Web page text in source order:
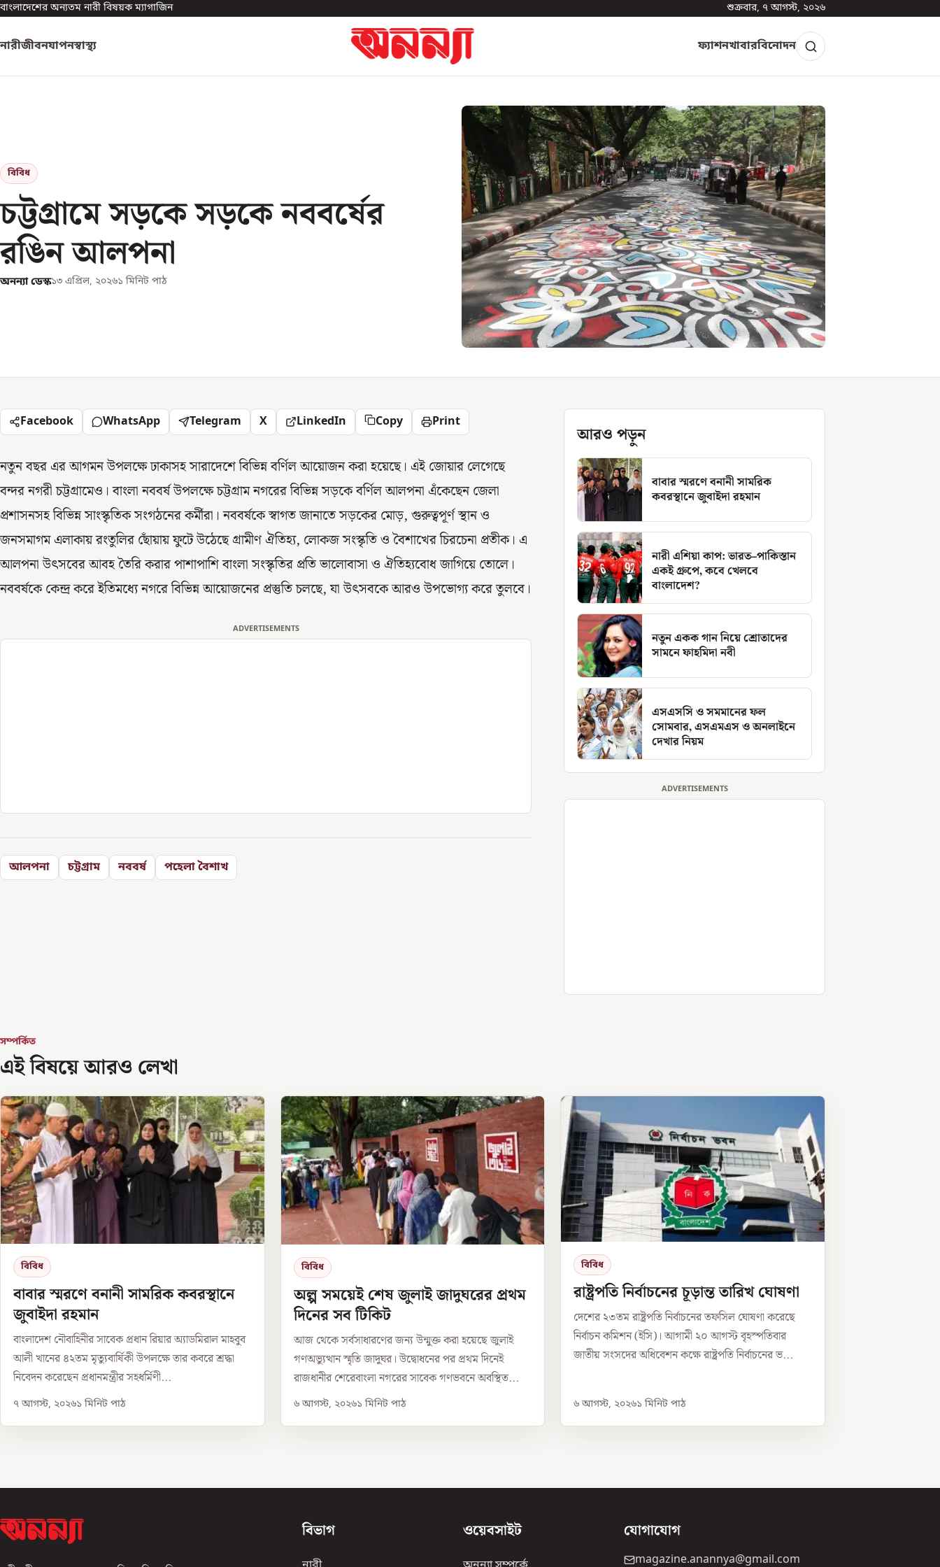
বাংলাদেশের অন্যতম নারী বিষয়ক ম্যাগাজিন শুক্রবার, ৭ আগস্ট, ২০২৬
নারীজীবনযাপনস্বাস্থ্য ফ্যাশনখাবারবিনোদন
বিবিধ
চট্টগ্রামে সড়কে সড়কে নববর্ষের
রঙিন আলপনা
অনন্যা ডেস্ক১৩ এপ্রিল, ২০২৬১ মিনিট পাঠ
Facebook WhatsApp Telegram X LinkedIn Copy Print
নতুন বছর এর আগমন উপলক্ষে ঢাকাসহ সারাদেশে বিভিন্ন বর্ণিল আয়োজন করা হয়েছে। এই জোয়ার লেগেছে
বন্দর নগরী চট্টগ্রামেও। বাংলা নববর্ষ উপলক্ষে চট্টগ্রাম নগরের বিভিন্ন সড়কে বর্ণিল আলপনা এঁকেছেন জেলা
প্রশাসনসহ বিভিন্ন সাংস্কৃতিক সংগঠনের কর্মীরা। নববর্ষকে স্বাগত জানাতে সড়কের মোড়, গুরুত্বপূর্ণ স্থান ও
জনসমাগম এলাকায় রংতুলির ছোঁয়ায় ফুটে উঠেছে গ্রামীণ ঐতিহ্য, লোকজ সংস্কৃতি ও বৈশাখের চিরচেনা প্রতীক। এ
আলপনা উৎসবের আবহ তৈরি করার পাশাপাশি বাংলা সংস্কৃতির প্রতি ভালোবাসা ও ঐতিহ্যবোধ জাগিয়ে তোলে।
নববর্ষকে কেন্দ্র করে ইতিমধ্যে নগরে বিভিন্ন আয়োজনের প্রস্তুতি চলছে, যা উৎসবকে আরও উপভোগ্য করে তুলবে।
ADVERTISEMENTS
আলপনা চট্টগ্রাম নববর্ষ পহেলা বৈশাখ
আরও পড়ুন
বাবার স্মরণে বনানী সামরিক
কবরস্থানে জুবাইদা রহমান
নারী এশিয়া কাপ: ভারত–পাকিস্তান
একই গ্রুপে, কবে খেলবে
বাংলাদেশ?
নতুন একক গান নিয়ে শ্রোতাদের
সামনে ফাহমিদা নবী
এসএসসি ও সমমানের ফল
সোমবার, এসএমএস ও অনলাইনে
দেখার নিয়ম
ADVERTISEMENTS
সম্পর্কিত
এই বিষয়ে আরও লেখা
বিবিধ
বাবার স্মরণে বনানী সামরিক কবরস্থানে
জুবাইদা রহমান
বাংলাদেশ নৌবাহিনীর সাবেক প্রধান রিয়ার অ্যাডমিরাল মাহবুব
আলী খানের ৪২তম মৃত্যুবার্ষিকী উপলক্ষে তার কবরে শ্রদ্ধা
নিবেদন করেছেন প্রধানমন্ত্রীর সহধর্মিণী...
৭ আগস্ট, ২০২৬১ মিনিট পাঠ
বিবিধ
অল্প সময়েই শেষ জুলাই জাদুঘরের প্রথম
দিনের সব টিকিট
আজ থেকে সর্বসাধারণের জন্য উন্মুক্ত করা হয়েছে জুলাই
গণঅভ্যুত্থান স্মৃতি জাদুঘর। উদ্বোধনের পর প্রথম দিনেই
রাজধানীর শেরেবাংলা নগরের সাবেক গণভবনে অবস্থিত...
৬ আগস্ট, ২০২৬১ মিনিট পাঠ
বিবিধ
রাষ্ট্রপতি নির্বাচনের চূড়ান্ত তারিখ ঘোষণা
দেশের ২৩তম রাষ্ট্রপতি নির্বাচনের তফসিল ঘোষণা করেছে
নির্বাচন কমিশন (ইসি)। আগামী ২০ আগস্ট বৃহস্পতিবার
জাতীয় সংসদের অধিবেশন কক্ষে রাষ্ট্রপতি নির্বাচনের ভ...
৬ আগস্ট, ২০২৬১ মিনিট পাঠ
বিভাগ ওয়েবসাইট যোগাযোগ
magazine.anannya@gmail.com